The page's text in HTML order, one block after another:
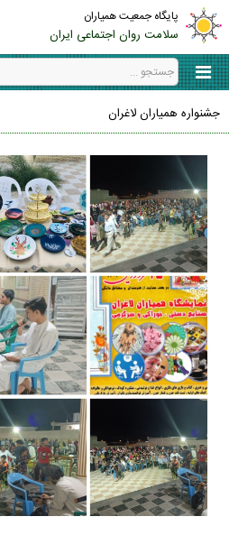
پایگاه جمعیت همیاران
سلامت روان اجتماعی ایران
جشنواره همیاران لاغران